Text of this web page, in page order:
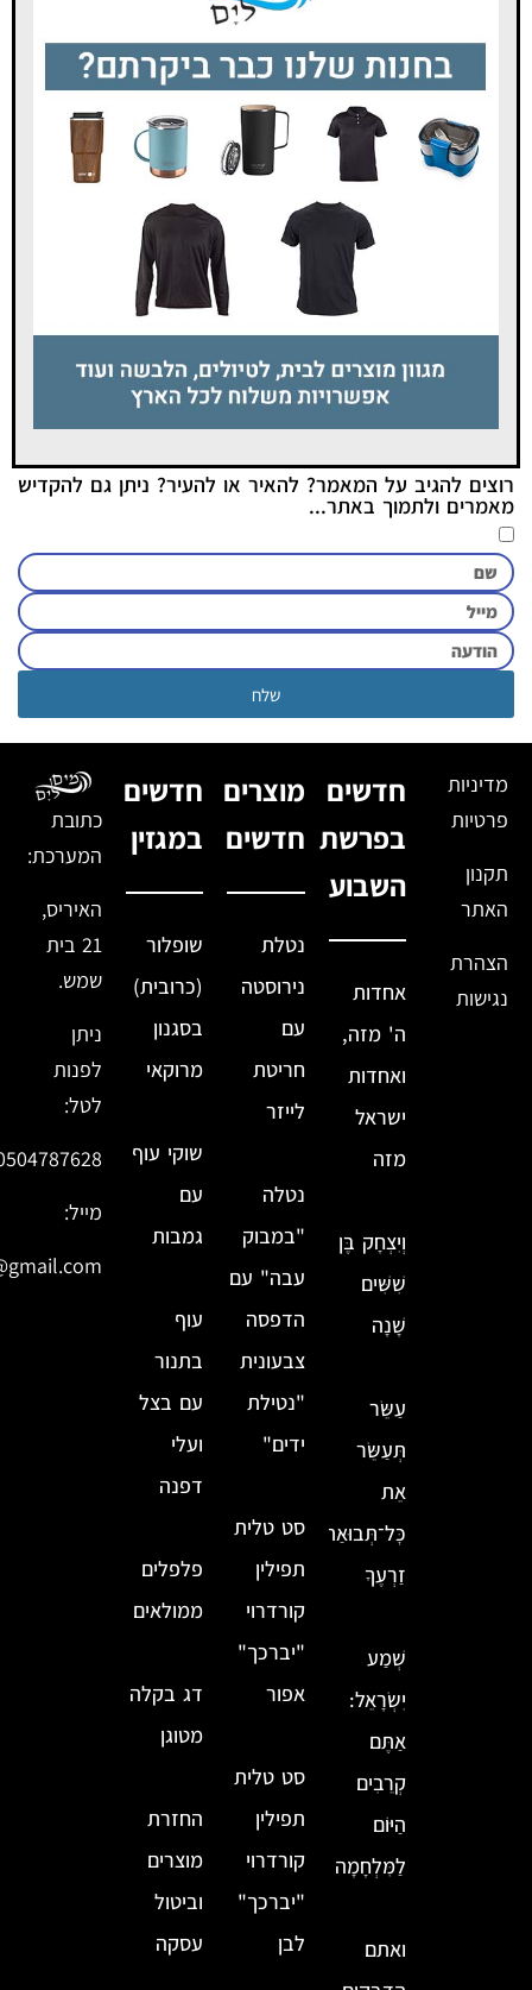
רוצים להגיב על המאמר? להאיר או להעיר? ניתן גם להקדיש
מאמרים ולתמוך באתר...
שלח
מדיניות
פרטיות
תקנון
האתר
הצהרת
נגישות
חדשים
בפרשת
השבוע
אחדות
ה' מזה,
ואחדות
ישראל
מזה
וְיִצְחָק בֶּן
שִׁשִּׁים
שָׁנָה
עַשֵּׂר
תְּעַשֵּׂר
אֵת
כׇּל־תְּבוּאַת
זַרְעֶךָ
שְׁמַע
יִשְׂרָאֵל:
אַתֶּם
קְרֵבִים
הַיּוֹם
לַמִּלְחָמָה
ואתם
מוצרים
חדשים
נטלת
נירוסטה
עם
חריטת
לייזר
נטלה
"במבוק
עבה" עם
הדפסה
צבעונית
"נטילת
ידים"
סט טלית
תפילין
קורדרוי
"יברכך"
אפור
סט טלית
תפילין
קורדרוי
"יברכך"
לבן
חדשים
במגזין
שופלור
(כרובית)
בסגנון
מרוקאי
שוקי עוף
עם
גמבות
עוף
בתנור
עם בצל
ועלי
דפנה
פלפלים
ממולאים
דג בקלה
מטוגן
החזרת
מוצרים
וביטול
עסקה
כתובת
המערכת:
האיריס,
21 בית
שמש.
ניתן
לפנות
לטל:
מייל: